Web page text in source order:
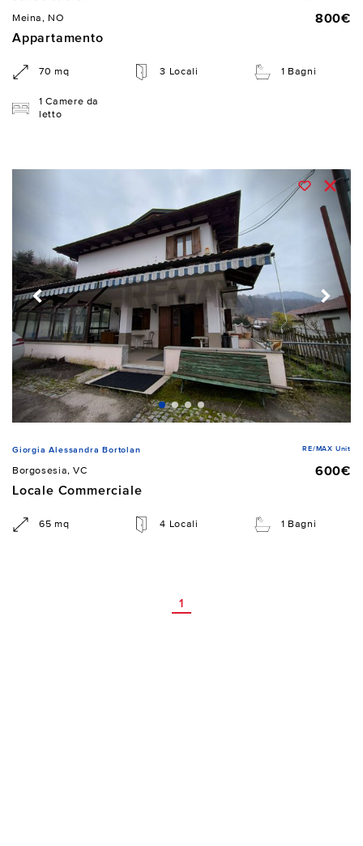
Meina, NO
800€
Appartamento
70 mq 3 Locali 1 Bagni
1 Camere da
letto
Giorgia Alessandra Bortolan RE/MAX Unit
Borgosesia, VC
600€
Locale Commerciale
65 mq 4 Locali 1 Bagni
1